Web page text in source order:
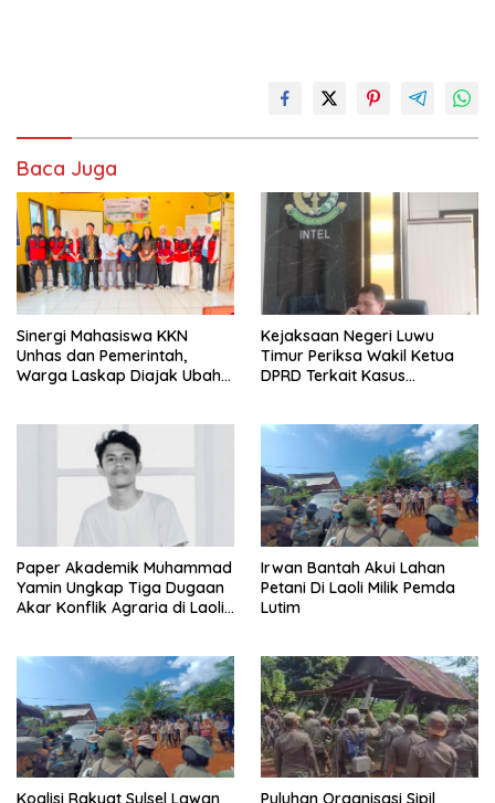
Baca Juga
Sinergi Mahasiswa KKN
Unhas dan Pemerintah,
Warga Laskap Diajak Ubah
Kejaksaan Negeri Luwu
Timur Periksa Wakil Ketua
DPRD Terkait Kasus
Paper Akademik Muhammad
Yamin Ungkap Tiga Dugaan
Akar Konflik Agraria di Laoli
Irwan Bantah Akui Lahan
Petani Di Laoli Milik Pemda
Lutim
Koalisi Rakyat Sulsel Lawan
Puluhan Organisasi Sipil